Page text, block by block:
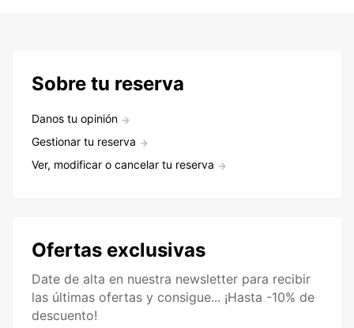
Sobre tu reserva
Danos tu opinión
Gestionar tu reserva
Ver, modificar o cancelar tu reserva
Ofertas exclusivas
Date de alta en nuestra newsletter para recibir
las últimas ofertas y consigue... ¡Hasta -10% de
descuento!